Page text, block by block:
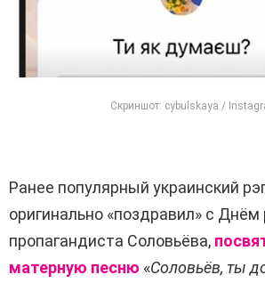
Скриншот: cybulskaya /
Ранее популярный украинский
оригинально «поздравил» с
пропагандиста Соловьёва,
матерную песню «Соловьёв, ты